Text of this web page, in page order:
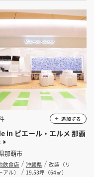
坪
in ピエール・エルメ 那覇
那覇市
飲食店 沖縄県
改装（リ
アル）
19.53坪（64㎡）
追加する